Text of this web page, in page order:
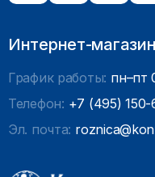
Интернет-магазин
График работы: пн–пт
Телефон: +7 (495)
Эл. почта: